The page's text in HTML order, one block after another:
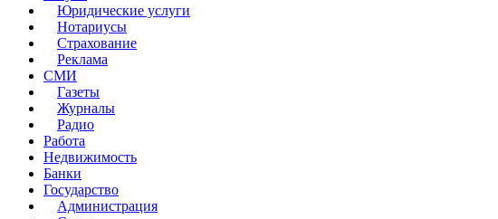
Юридические услуги
Нотариусы
Страхование
Реклама
СМИ
Газеты
Журналы
Радио
Работа
Недвижимость
Банки
Государство
Администрация